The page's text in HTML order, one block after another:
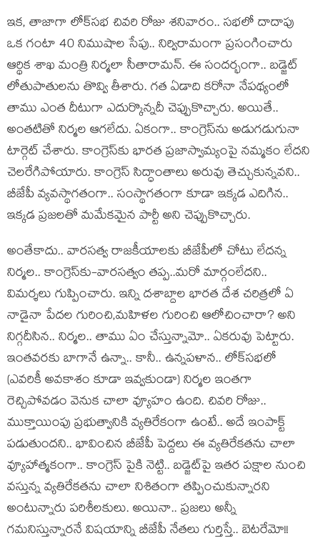
ఇక‌, తాజాగా లోక్‌స‌భ చివ‌రి రోజు శ‌నివారం.. స‌భ‌లో దాదాపు
ఒక గంటా 40 నిముషాల సేపు.. నిర్విరామంగా ప్ర‌సంగించారు
ఆర్థిక శాఖ మంత్రి నిర్మ‌లా సీతారామ‌న్‌. ఈ సంద‌ర్భంగా.. బ‌డ్జెట్
లోతుపాతుల‌ను తొవ్వి తీశారు. గ‌త ఏడాది క‌రోనా నేప‌థ్యంలో
తాము ఎంత దీటుగా ఎదుర్కొన్న‌దీ చెప్పుకొచ్చారు. అయితే..
అంత‌టితో నిర్మ‌ల ఆగ‌లేదు. ఏకంగా.. కాంగ్రెస్‌ను అడుగ‌డుగునా
టార్గెట్ చేశారు. కాంగ్రెస్‌కు భార‌త ప్ర‌జాస్వామ్యంపై న‌మ్మ‌కం లేద‌ని
చెల‌రేగిపోయారు. కాంగ్రెస్ సిద్ధాంతాలు అరువు తెచ్చుకున్న‌వ‌ని..
బీజేపీ వ్య‌వ‌స్థాగతంగా.. సంస్థాగ‌తంగా కూడా ఇక్క‌డ ఎదిగిన‌..
ఇక్కడ ప్ర‌జ‌ల‌తో మ‌మేక‌మైన పార్టీ అని చెప్పుకొచ్చారు.
అంతేకాదు.. వార‌స‌త్వ రాజ‌కీయాల‌కు బీజేపీలో చోటు లేద‌న్న
నిర్మ‌ల‌.. కాంగ్రెస్‌కు-వార‌స‌త్వం త‌ప్ప‌..మ‌రో మార్గంలేద‌ని..
విమ‌ర్శ‌లు గుప్పించారు. ఇన్ని ద‌శాబ్దాల భార‌త దేశ చ‌రిత్ర‌లో ఏ
నాడైనా పేద‌ల గురించి,మ‌హిళ‌ల గురించి ఆలోచించారా? అని
నిగ్గ‌దీసిన‌.. నిర్మ‌ల‌.. తాము ఏం చేస్తున్నామో.. ఏక‌రువు పెట్టారు.
ఇంత‌వ‌ర‌కు బాగానే ఉన్నా.. కానీ.. ఉన్న‌ప‌ళాన‌.. లోక్‌స‌భ‌లో
(ఎవ‌రికీ అవ‌కాశం కూడా ఇవ్వ‌కుండా) నిర్మ‌ల ఇంత‌గా
రెచ్చిపోవ‌డం వెనుక చాలా వ్యూహం ఉంది. చివ‌రి రోజు..
ముక్తాయింపు ప్ర‌భుత్వానికి వ్య‌తిరేకంగా ఉంటే.. అదే ఇంపాక్ట్
ప‌డుతుంద‌ని.. భావించిన బీజేపీ పెద్ద‌లు ఈ వ్య‌తిరేక‌త‌ను చాలా
వ్యూహాత్మ‌కంగా.. కాంగ్రెస్ పైకి నెట్టి.. బ‌డ్జెట్‌పై ఇత‌ర ప‌క్షాల నుంచి
వ‌స్తున్న వ్య‌తిరేక‌త‌ను చాలా నిశితంగా త‌ప్పించుకున్నార‌ని
అంటున్నారు ప‌రిశీల‌కులు. అయినా.. ప్ర‌జ‌లు అన్నీ
గ‌మ‌నిస్తున్నార‌నే విష‌యాన్ని బీజేపీ నేత‌లు గుర్తిస్తే.. బెట‌రేమో!!